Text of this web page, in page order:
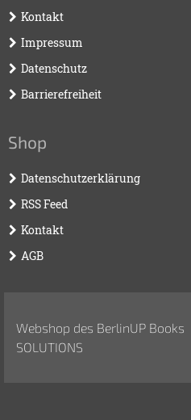
Kontakt
Impressum
Datenschutz
Barrierefreiheit
Shop
Datenschutzerklärung
RSS Feed
Kontakt
AGB
Webshop des BerlinUP
SOLUTIONS